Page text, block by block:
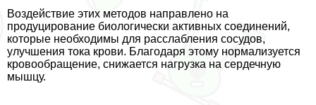
Воздействие этих методов направлено на
продуцирование биологически активных соединений,
которые необходимы для расслабления сосудов,
улучшения тока крови. Благодаря этому нормализуется
кровообращение, снижается нагрузка на сердечную
мышцу.